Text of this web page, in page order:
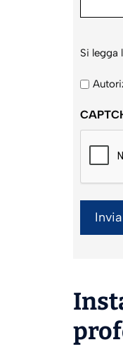
legga
privacy
Si legga